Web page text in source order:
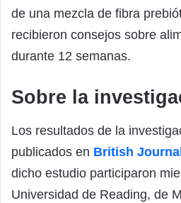
de una mezcla de fibra
recibieron consejos sobre
durante 12 semanas.
Sobre la
Los resultados de la
publicados en British
dicho estudio participaron
Universidad de Reading, de